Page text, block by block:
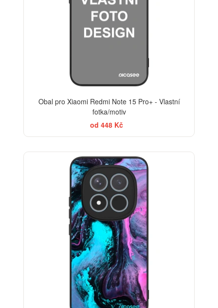
Obal pro Xiaomi Redmi Note 15 Pro+ - Vlastní
fotka/motiv
od 448 Kč